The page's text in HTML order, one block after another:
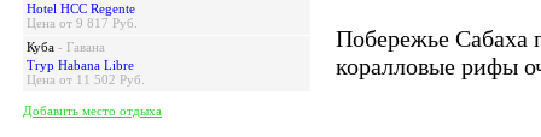
Hotel HCC Regente
Цена от 9 817 Руб.
Куба - Гавана
Tryp Habana Libre
Цена от 11 502 Руб.
Добавить место отдыха
Побережье Сабаха
коралловые рифы